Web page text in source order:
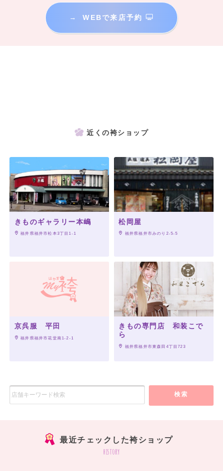
→ WEBで来店予約
近くの袴ショップ
きものギャラリー本嶋
福井県福井市松本3丁目1-1
松岡屋
福井県福井市みのり2-5-5
京呉服 平田
福井県福井市花堂南1-2-1
きもの専門店 和装こで
ら
福井県福井市東森田4丁目723
検索
最近チェックした袴ショップ
history